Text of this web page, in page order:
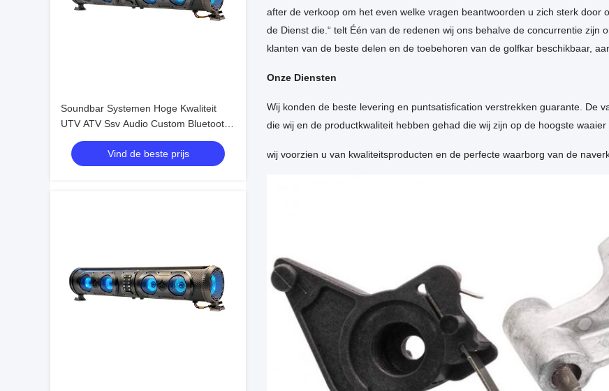
Soundbar Systemen Hoge Kwaliteit
UTV ATV Ssv Audio Custom Bluetooth
4 Luidsprekers Afstandsbediening IP66
Waterdicht USBVind de beste prijs
after de verkoop om het even welke vragen beantwoorden u zich sterk door
de Dienst die.“ telt Één van de redenen wij ons behalve de concurrentie zijn
klanten van de beste delen en de toebehoren van de golfkar beschikbaar,
Onze Diensten
Wij konden de beste levering en puntsatisfication verstrekken guarante. De
die wij en de productkwaliteit hebben gehad die wij zijn op de hoogste waaier
wij voorzien u van kwaliteitsproducten en de perfecte waarborg van de